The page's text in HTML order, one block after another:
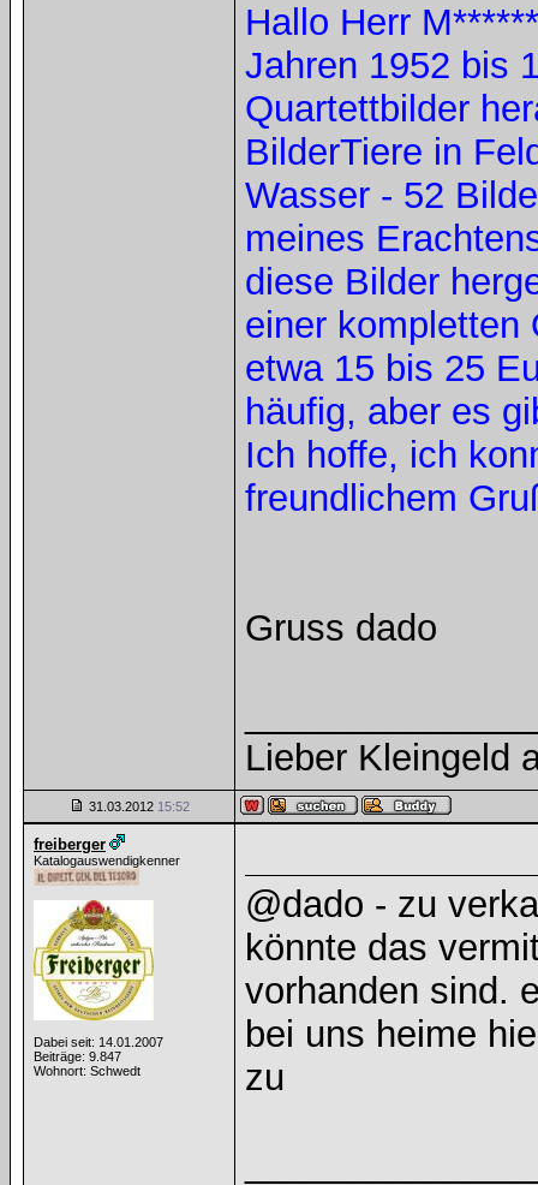
Hallo Herr
Jahren 1952 bis
Quartettbilder
BilderTiere in
Wasser - 52
meines
diese Bilder
einer kompletten
etwa 15 bis 25
häufig, aber es
Ich hoffe, ich
freundlichem
Gruss dado
Lieber Kleingeld
31.03.2012 15:52
freiberger
Katalogauswendigkenner
Dabei seit: 14.01.2007
Beiträge: 9.847
Wohnort: Schwedt
@dado - zu
könnte das
vorhanden sind.
bei uns heime
zu